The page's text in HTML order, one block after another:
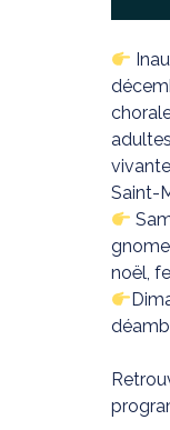
Saint-
noël,